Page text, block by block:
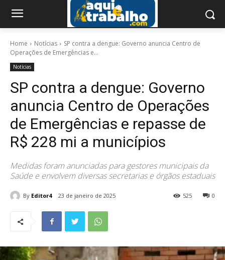
Home Notícias
SP contra a dengue: Governo anuncia Centro de
Operações de Emergências e...
Notícias
SP contra a dengue: Governo
anuncia Centro de Operações
de Emergências e repasse de
R$ 228 mi a municípios
Medidas foram anunciadas para gestores municipais da
Saúde e envolvem diversas secretarias e órgãos estaduais
By Editor4 23 de janeiro de 2025 0
525